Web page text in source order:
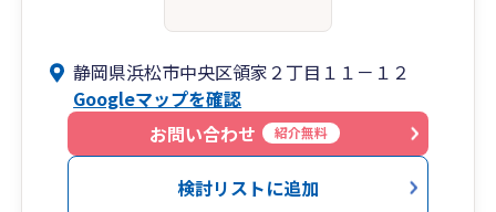
静岡県浜松市中央区領家２丁目１１－１２
Googleマップを確認
お問い合わせ
紹介無料
検討リストに追加